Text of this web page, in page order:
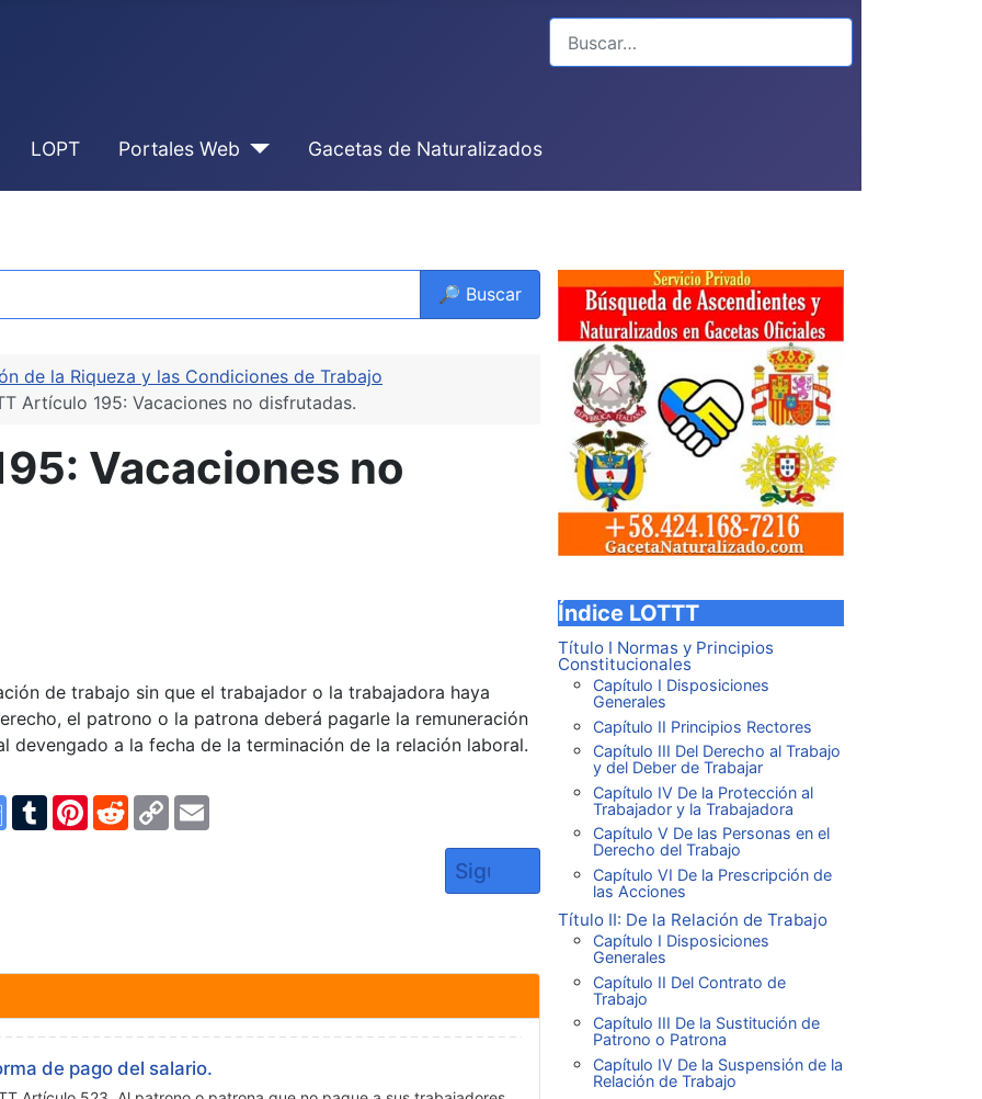
LOPT Portales Web Gacetas de Naturalizados
🔎 Buscar
de la Riqueza y las Condiciones de Trabajo
Artículo 195: Vacaciones no disfrutadas.
Vacaciones no
de trabajo sin que el trabajador o la trabajadora haya
el patrono o la patrona deberá pagarle la remuneración
devengado a la fecha de la terminación de la relación laboral.
GoogleTumblrPinterestRedditCopy
Oportunidad de pago del salario en vacaciones.Artículo siguiente: LOTTT Artículo 196: Vacaciones
Siguiente
de pago del salario.
Índice LOTTT
Título I Normas y Principios
Constitucionales
Capítulo I Disposiciones
Generales
Capítulo II Principios Rectores
Capítulo III Del Derecho al Trabajo
y del Deber de Trabajar
Capítulo IV De la Protección al
Trabajador y la Trabajadora
Capítulo V De las Personas en el
Derecho del Trabajo
Capítulo VI De la Prescripción de
las Acciones
Título II: De la Relación de Trabajo
Capítulo I Disposiciones
Generales
Capítulo II Del Contrato de
Trabajo
Capítulo III De la Sustitución de
Patrono o Patrona
Capítulo IV De la Suspensión de la
Relación de Trabajo